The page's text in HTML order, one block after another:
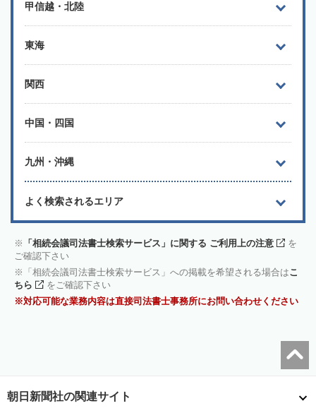
甲信越・北陸
東海
関西
中国・四国
九州・沖縄
よく検索されるエリア
「相続会議司法書士検索サービス」に関する ご利用上の注意
を
ご確認下さい
「相続会議司法書士検索サービス」への掲載を希望される場合はこ
ちら
をご確認下さい
対応可能な業務内容は直接司法書士事務所にお問い合わせください
朝日新聞社の関連サイト